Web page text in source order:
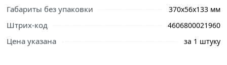
правильный выбор и заказать онлайн. Наши
профессиональные менеджеры обработают заказ и
свяжутся с Вами для согласования условий доставки
или самовывоза.
Габариты без упаковки 370х56х133 мм
Штрих-код 4606800021960
Цена указана за 1 штуку